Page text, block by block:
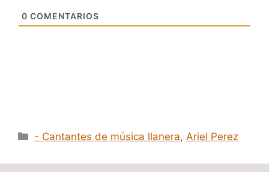
0 COMENTARIOS
Categorías
- Cantantes de música llanera,Ariel Perez